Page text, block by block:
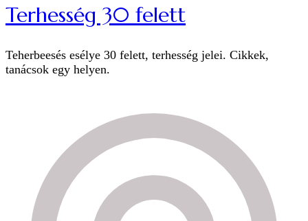
Terhesség 30 felett
Teherbeesés esélye 30 felett, terhesség jelei. Cikkek,
tanácsok egy helyen.